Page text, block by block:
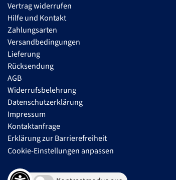
Vertrag widerrufen
Hilfe und Kontakt
Zahlungsarten
Versandbedingungen
Lieferung
Rücksendung
AGB
Widerrufsbelehrung
Datenschutzerklärung
Impressum
Kontaktanfrage
Erklärung zur Barrierefreiheit
Cookie-Einstellungen anpassen